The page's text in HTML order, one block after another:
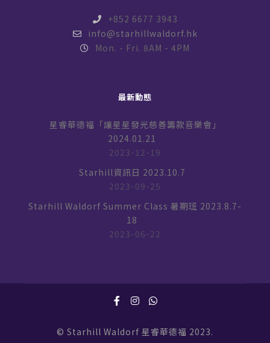
+852 6677 3943
info@starhillwaldorf.hk
Mon. - Fri. 8AM - 4PM
最新動態
星睿華德福「讓星星發光慈善籌款音樂會」
2024.01.21
2023-12-19
Starhill資訊日 2023.10.7
2023-09-25
Starhill Waldorf Summer Class 暑期班 2023.8.7-
18
2023-06-22
© Starhill Waldorf 星睿華德福 2023.